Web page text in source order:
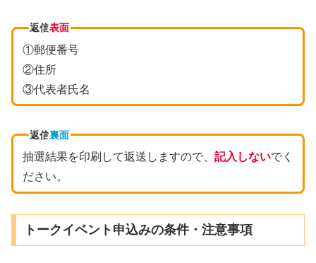
返信表面
①郵便番号
②住所
③代表者氏名
返信裏面
抽選結果を印刷して返送しますので、 記入しないでく
ださい。
トークイベント申込みの条件・注意事項